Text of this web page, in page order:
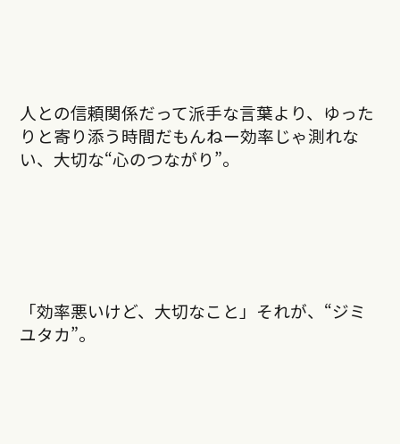
人との信頼関係だって派手な言葉より、ゆった
りと寄り添う時間だもんねー効率じゃ測れな
い、大切な“心のつながり”。
「効率悪いけど、大切なこと」それが、“ジミ
ユタカ”。